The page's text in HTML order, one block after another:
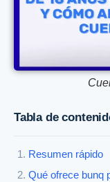
Tabla de
Resumen rápido
Qué ofrece bunq